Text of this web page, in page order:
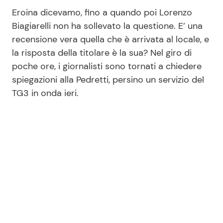
Eroina dicevamo, fino a quando poi Lorenzo
Biagiarelli non ha sollevato la questione. E’ una
recensione vera quella che è arrivata al locale, e
la risposta della titolare è la sua? Nel giro di
poche ore, i giornalisti sono tornati a chiedere
spiegazioni alla Pedretti, persino un servizio del
TG3 in onda ieri.